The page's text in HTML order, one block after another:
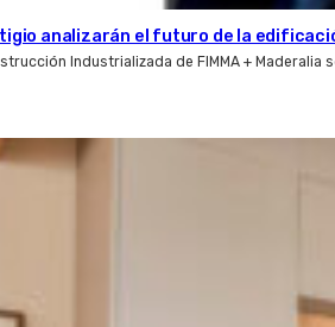
analizarán el futuro de la
Industrializada de FIMMA +